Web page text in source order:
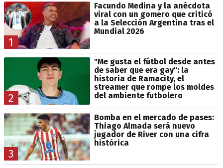
1
Facundo Medina y la anécdota
viral con un gomero que criticó
a la Selección Argentina tras el
Mundial 2026
2
"Me gusta el fútbol desde antes
de saber que era gay": la
historia de Ramacity, el
streamer que rompe los moldes
del ambiente futbolero
3
Bomba en el mercado de pases:
Thiago Almada será nuevo
jugador de River con una cifra
histórica